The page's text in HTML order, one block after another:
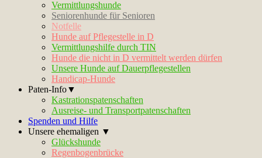
Vermittlungshunde
Seniorenhunde für Senioren
Notfelle
Hunde auf Pflegestelle in D
Vermittlungshilfe durch TIN
Hunde die nicht in D vermittelt werden dürfen
Unsere Hunde auf Dauerpflegestellen
Handicap-Hunde
Paten-Info▼
Kastrationspatenschaften
Ausreise- und Transportpatenschaften
Spenden und Hilfe
Unsere ehemaligen ▼
Glückshunde
Regenbogenbrücke